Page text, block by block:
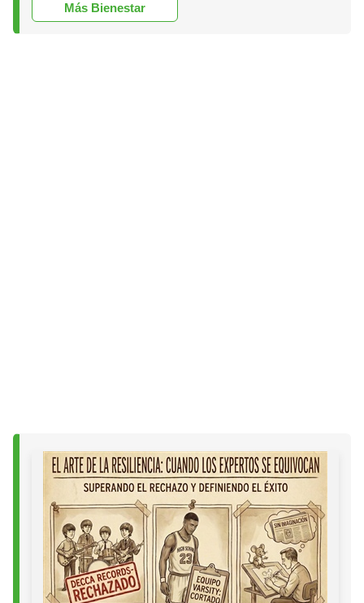
Más Bienestar